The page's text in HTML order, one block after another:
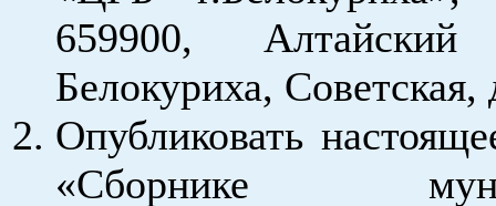
659900,
Белокуриха, Советская,
Опубликовать
«Сборнике